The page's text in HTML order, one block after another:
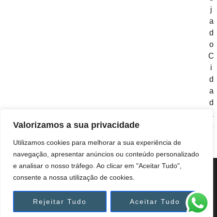
Valorizamos a sua privacidade
Utilizamos cookies para melhorar a sua experiência de
navegação, apresentar anúncios ou conteúdo personalizado
e analisar o nosso tráfego. Ao clicar em "Aceitar Tudo",
consente a nossa utilização de cookies.
Rejeitar Tudo Aceitar Tudo
j
a
d
o
C
i
d
a
d
o
Copyright © 2025 Anoptica | Design & Developed by
CONDIÇÕES DE UTILIZAÇÃO |
POLÍTICA DE